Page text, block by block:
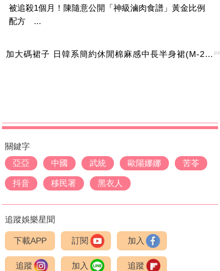
被追殺1個月！陳隨意公開「神級滷肉食譜」黃金比例
配方 ...
加大碼裙子 日韓系簡約休閒棉麻感中長半身裙(M-2XL)【XMS54038】＊艾美時尚(現+預)
關鍵字
亞亞
中國 武統 歐陽娜娜 苦苓
抖音 移民署 黑衣人
追蹤娛樂星聞
下載APP 訂閱 加入
追蹤 加入 追蹤